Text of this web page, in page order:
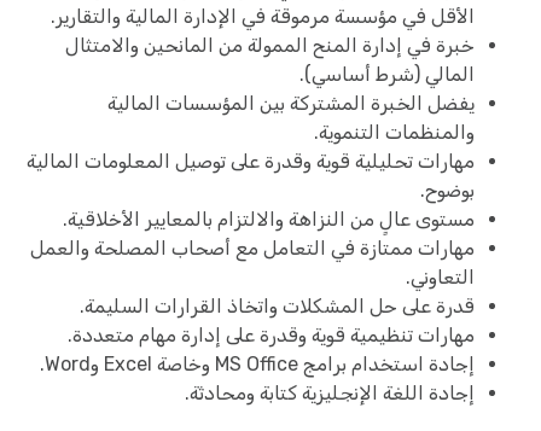
الأقل في مؤسسة مرموقة في الإدارة المالية والتقارير.
خبرة في إدارة المنح الممولة من المانحين والامتثال
المالي (شرط أساسي).
يفضل الخبرة المشتركة بين المؤسسات المالية
والمنظمات التنموية.
مهارات تحليلية قوية وقدرة على توصيل المعلومات المالية
بوضوح.
مستوى عالٍ من النزاهة والالتزام بالمعايير الأخلاقية.
مهارات ممتازة في التعامل مع أصحاب المصلحة والعمل
التعاوني.
قدرة على حل المشكلات واتخاذ القرارات السليمة.
مهارات تنظيمية قوية وقدرة على إدارة مهام متعددة.
إجادة استخدام برامج MS Office وخاصة Excel وWord.
إجادة اللغة الإنجليزية كتابة ومحادثة.